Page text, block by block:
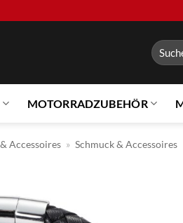
Suchen
nach:
MOTORRADZUBEHÖR
Accessoires » Schmuck & Accessoires